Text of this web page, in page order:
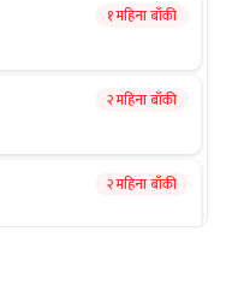
१ महिना बाँकी
२ महिना बाँकी
२ महिना बाँकी